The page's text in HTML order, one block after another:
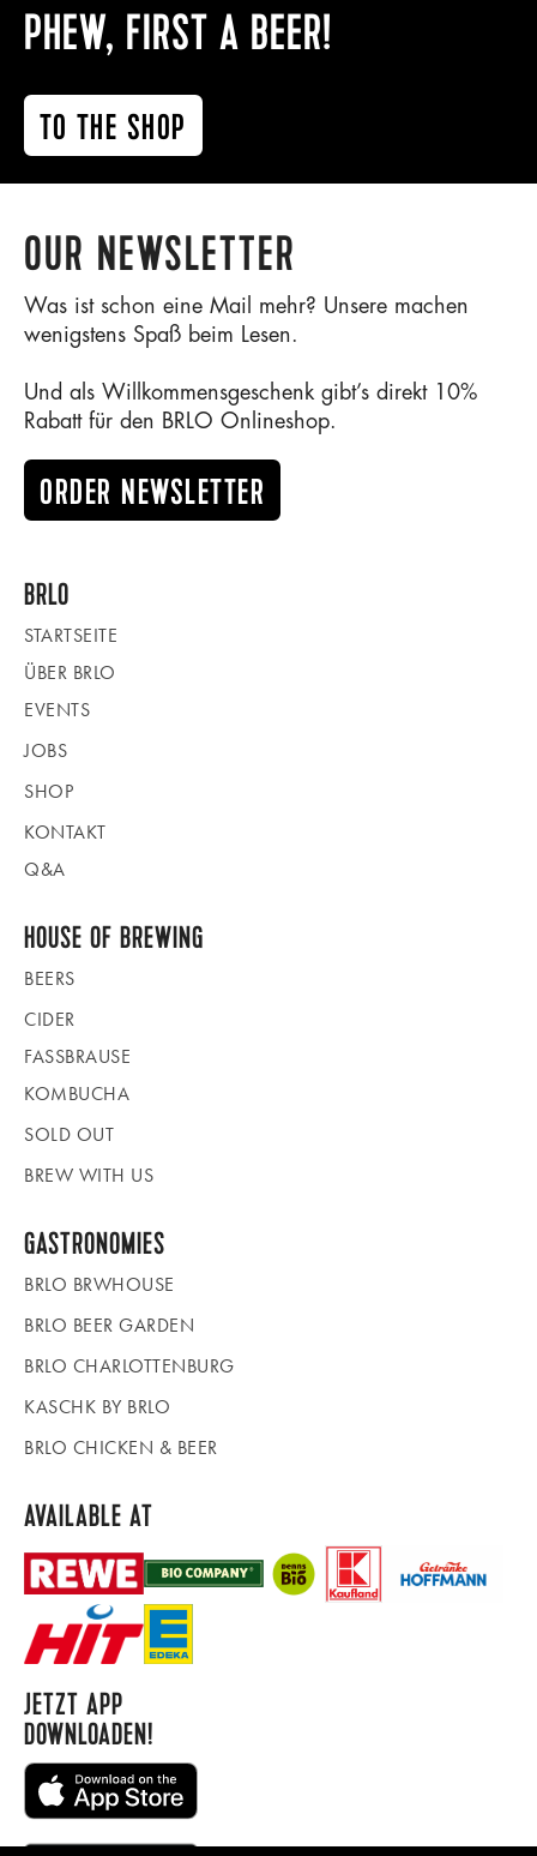
PHEW, FIRST A BEER!
TO THE SHOP
OUR NEWSLETTER
Was ist schon eine Mail mehr? Unsere machen
wenigstens Spaß beim Lesen.
Und als Willkommensgeschenk gibt’s direkt 10%
Rabatt für den BRLO Onlineshop.
ORDER NEWSLETTER
BRLO
STARTSEITE
ÜBER BRLO
EVENTS
JOBS
SHOP
KONTAKT
Q&A
HOUSE OF BREWING
BEERS
CIDER
FASSBRAUSE
KOMBUCHA
SOLD OUT
BREW WITH US
GASTRONOMIES
BRLO BRWHOUSE
BRLO BEER GARDEN
BRLO CHARLOTTENBURG
KASCHK BY BRLO
BRLO CHICKEN & BEER
AVAILABLE AT
JETZT APP
DOWNLOADEN!